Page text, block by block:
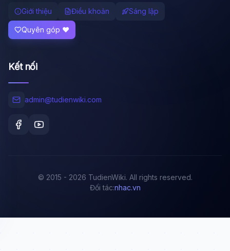
Giới thiệu Điều khoản Sáng lập
Quyên góp ❤️
Kết nối
admin@tudienwiki.com
© 2015 - 2026 TudienWiki. All rights reserved.
Đối tác:nhac.vn